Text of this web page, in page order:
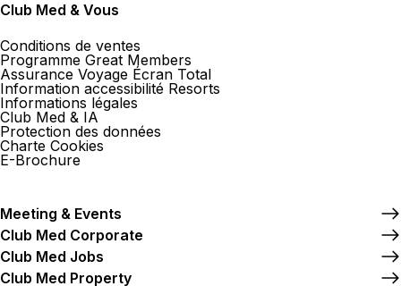
Club Med & Vous
Conditions de ventes
Programme Great Members
Assurance Voyage Écran Total
Information accessibilité Resorts
Informations légales
Club Med & IA
Protection des données
Charte Cookies
E-Brochure
Meeting & Events
Club Med Corporate
Club Med Jobs
Club Med Property